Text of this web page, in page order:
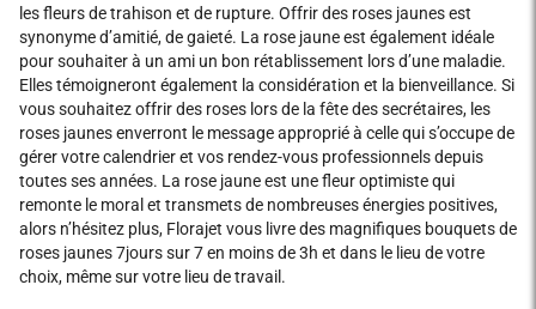
les fleurs de trahison et de rupture. Offrir des roses jaunes est
synonyme d’amitié, de gaieté. La rose jaune est également idéale
pour souhaiter à un ami un bon rétablissement lors d’une maladie.
Elles témoigneront également la considération et la bienveillance. Si
vous souhaitez offrir des roses lors de la fête des secrétaires, les
roses jaunes enverront le message approprié à celle qui s’occupe de
gérer votre calendrier et vos rendez-vous professionnels depuis
toutes ses années. La rose jaune est une fleur optimiste qui
remonte le moral et transmets de nombreuses énergies positives,
alors n’hésitez plus, Florajet vous livre des magnifiques bouquets de
roses jaunes 7jours sur 7 en moins de 3h et dans le lieu de votre
choix, même sur votre lieu de travail.